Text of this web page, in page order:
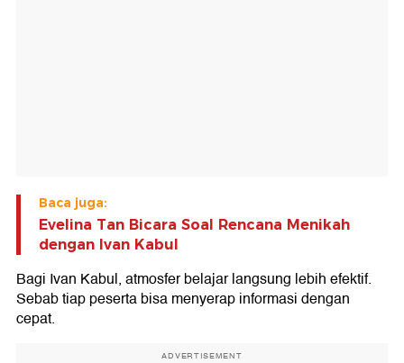
Baca juga:
Evelina Tan Bicara Soal Rencana Menikah
dengan Ivan Kabul
Bagi Ivan Kabul, atmosfer belajar langsung lebih efektif.
Sebab tiap peserta bisa menyerap informasi dengan
cepat.
ADVERTISEMENT